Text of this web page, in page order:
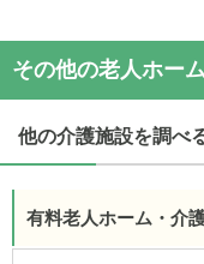
(回答者: 施設担当者,
その他の老人ホー
他の介護施設を調べ
有料老人ホーム・介